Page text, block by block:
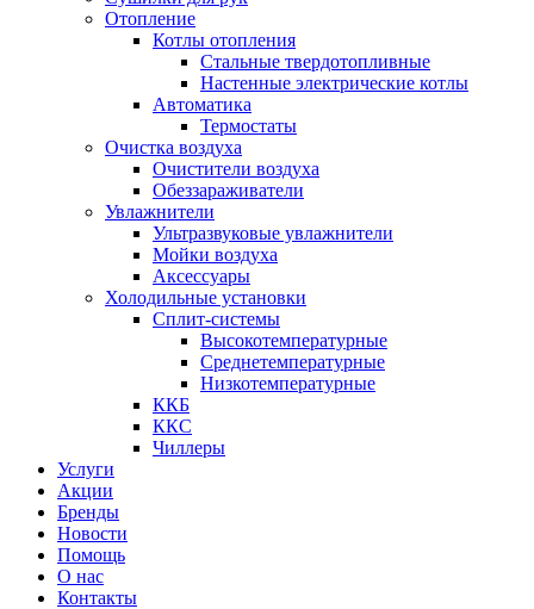
Отопление
Котлы отопления
Стальные твердотопливные
Настенные электрические котлы
Автоматика
Термостаты
Очистка воздуха
Очистители воздуха
Обеззараживатели
Увлажнители
Ультразвуковые увлажнители
Мойки воздуха
Аксессуары
Холодильные установки
Сплит-системы
Высокотемпературные
Среднетемпературные
Низкотемпературные
ККБ
ККС
Чиллеры
Услуги
Акции
Бренды
Новости
Помощь
О нас
Контакты